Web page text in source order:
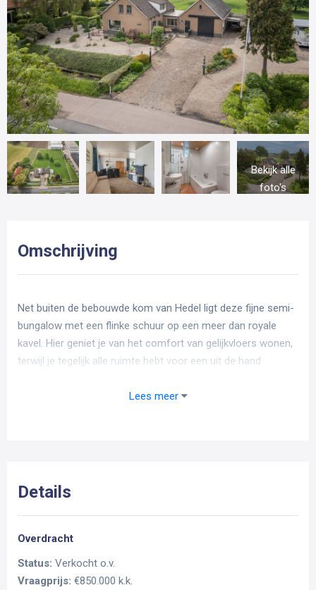
Bekijk alle
foto's
Omschrijving
Net buiten de bebouwde kom van Hedel ligt deze fijne semi-
bungalow met een flinke schuur op een meer dan royale
kavel. Hier geniet je van het comfort van gelijkvloers wonen,
terwijl je tegelijk alle ruimte hebt voor een uit de hand
een paard, schapen of geiten aan huis. Deze vrijstaande
Indeling van de woning
Begane grond:
Lees meer
Details
Overdracht
Status: Verkocht o.v.
Vraagprijs: €850.000 k.k.